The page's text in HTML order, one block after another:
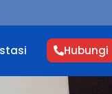
Hubungi